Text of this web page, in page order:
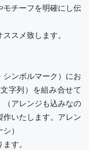
モチーフを明確にし伝
スメ致します。
ンボルマーク）にお
字列）を組み合せて
（アレンジも込みなの
いたします。アレン
）
す。